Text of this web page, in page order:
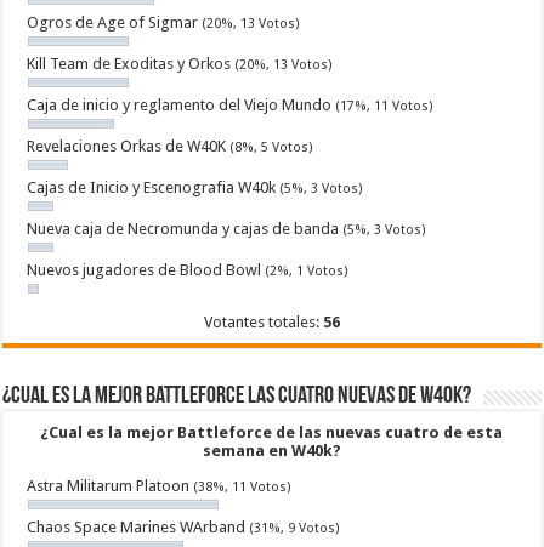
Ogros de Age of Sigmar (20%, 13 Votos)
Kill Team de Exoditas y Orkos (20%, 13 Votos)
Caja de inicio y reglamento del Viejo Mundo (17%, 11 Votos)
Revelaciones Orkas de W40K (8%, 5 Votos)
Cajas de Inicio y Escenografia W40k (5%, 3 Votos)
Nueva caja de Necromunda y cajas de banda (5%, 3 Votos)
Nuevos jugadores de Blood Bowl (2%, 1 Votos)
Votantes totales: 56
¿Cual es la mejor Battleforce las cuatro nuevas de W40k?
¿Cual es la mejor Battleforce de las nuevas cuatro de esta
semana en W40k?
Astra Militarum Platoon (38%, 11 Votos)
Chaos Space Marines WArband (31%, 9 Votos)